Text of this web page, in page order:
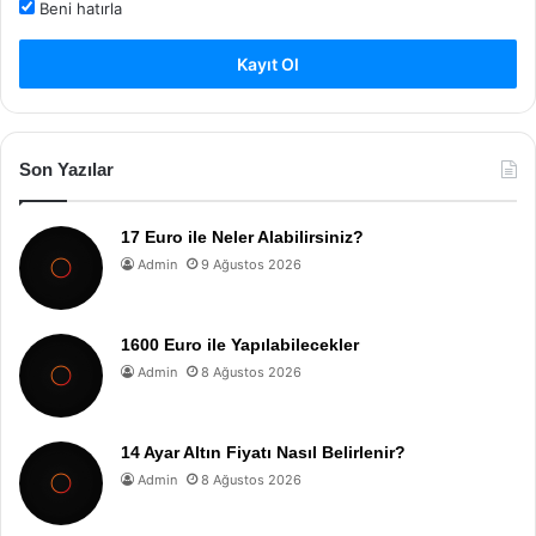
Beni hatırla
Kayıt Ol
Son Yazılar
17 Euro ile Neler Alabilirsiniz?
Admin 9 Ağustos 2026
1600 Euro ile Yapılabilecekler
Admin 8 Ağustos 2026
14 Ayar Altın Fiyatı Nasıl Belirlenir?
Admin 8 Ağustos 2026